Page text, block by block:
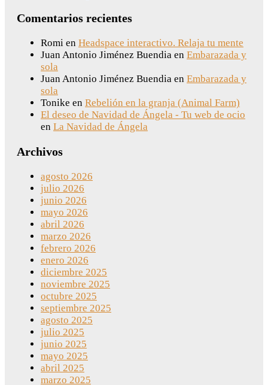
Comentarios recientes
Romi en Headspace interactivo. Relaja tu mente
Juan Antonio Jiménez Buendia en Embarazada y
sola
Juan Antonio Jiménez Buendia en Embarazada y
sola
Tonike en Rebelión en la granja (Animal Farm)
El deseo de Navidad de Ángela - Tu web de ocio
en La Navidad de Ángela
Archivos
agosto 2026
julio 2026
junio 2026
mayo 2026
abril 2026
marzo 2026
febrero 2026
enero 2026
diciembre 2025
noviembre 2025
octubre 2025
septiembre 2025
agosto 2025
julio 2025
junio 2025
mayo 2025
abril 2025
marzo 2025